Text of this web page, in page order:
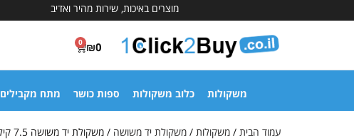
מוצרים באיכות, שירות מהיר ואדיב
₪0
0
משקולות כלוב משקולות ספות כושר מתח מקבילים
עמוד הבית / משקולות / משקולת יד משושה / משקולת יד משושה 7.5 קילו